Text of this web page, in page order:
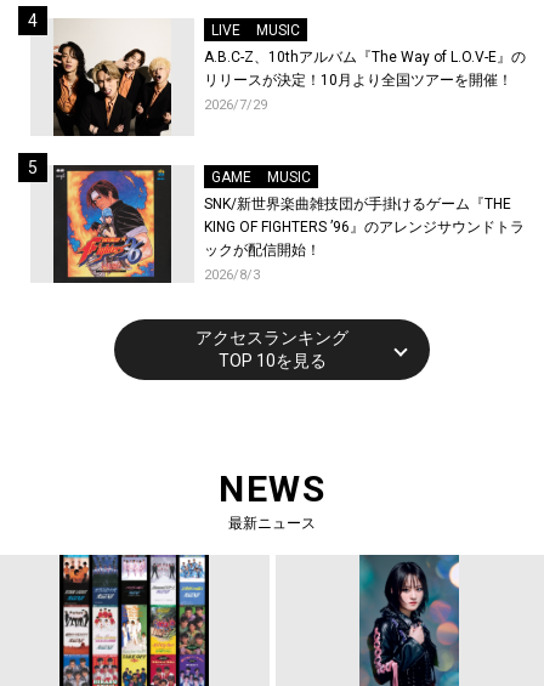
LIVE
MUSIC
A.B.C-Z、10thアルバム『The Way of L.O.V-E』の
リリースが決定！10月より全国ツアーを開催！
2026/7/29
GAME
MUSIC
SNK/新世界楽曲雑技団が手掛けるゲーム『THE
KING OF FIGHTERS ’96』のアレンジサウンドトラ
ックが配信開始！
2026/8/3
アクセスランキング
TOP 10を見る
NEWS
最新ニュース